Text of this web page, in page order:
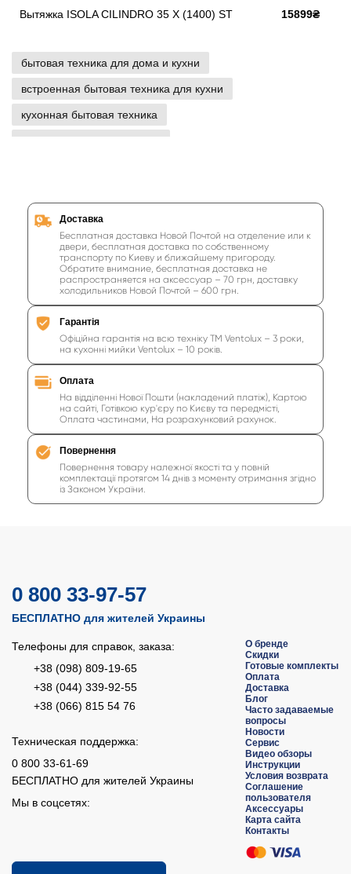
Вытяжка ISOLA CILINDRO 35 X (1400) ST 15899₴
бытовая техника для дома и кухни
встроенная бытовая техника для кухни
кухонная бытовая техника
бытовая техника для кухни
купить купольную вытяжку для кухни
вытяжка для кухни вытяжка на кухню
вытяжка кухонная кухонная вытяжка вытяжка
магазин вытяжек интернет магазин вытяжки
вытяжки магазин
варочные поверхности поверхность варочная
варочная поверхность плиты
плита варочная поверхность
поверхность варочной панели духовки
Доставка
Бесплатная доставка Новой Почтой на отделение или к
двери, бесплатная доставка по собственному
транспорту по Киеву и ближайшему пригороду.
Обратите внимание, бесплатная доставка не
распространяется на аксессуар – 70 грн, доставку
холодильников Новой Почтой – 600 грн.
Гарантія
Офіційна гарантія на всю техніку ТМ Ventolux – 3 роки,
на кухонні мийки Ventolux – 10 років.
Оплата
На відділенні Нової Пошти (накладений платіж), Картою
на сайті, Готівкою кур'єру по Києву та передмісті,
Оплата частинами, На розрахунковий рахунок.
Повернення
Повернення товару належної якості та у повній
комплектації протягом 14 днів з моменту отримання згідно
із Законом України.
0 800 33-97-57
БЕСПЛАТНО для жителей Украины
Телефоны для справок, заказа:
+38 (098) 809-19-65
+38 (044) 339-92-55
+38 (066) 815 54 76
Техническая поддержка:
0 800 33-61-69
БЕСПЛАТНО для жителей Украины
Мы в соцсетях:
О бренде
Скидки
Готовые комплекты
Оплата
Доставка
Блог
Часто задаваемые
вопросы
Новости
Сервис
Видео обзоры
Инструкции
Условия возврата
Соглашение
пользователя
Аксессуары
Карта сайта
Контакты